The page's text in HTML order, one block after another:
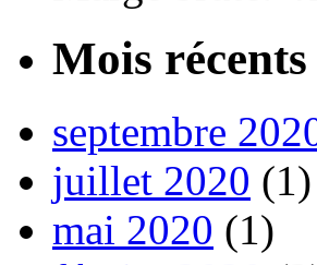
Mois récents
septembre
juillet 2020 (1)
mai 2020 (1)